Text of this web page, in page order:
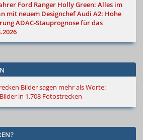
Ford Ranger Holly Green: Alles im
mit neuem DesignchefAudi A2: Hohe
ADAC-Stauprognose für das
Bilder sagen mehr als Worte:
in 1.708 Fotostrecken